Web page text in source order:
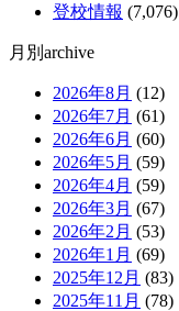
登校情報 (7,076)
月別archive
2026年8月 (12)
2026年7月 (61)
2026年6月 (60)
2026年5月 (59)
2026年4月 (59)
2026年3月 (67)
2026年2月 (53)
2026年1月 (69)
2025年12月 (83)
2025年11月 (78)